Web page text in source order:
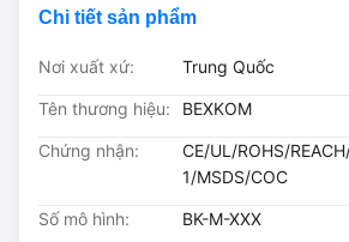
Chi tiết sản phẩm
Nơi xuất xứ: Trung Quốc
Tên thương hiệu: BEXKOM
Chứng nhận:
CE/UL/ROHS/
1/MSDS/COC
Số mô hình: BK-M-XXX